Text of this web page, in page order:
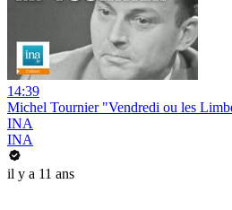
14:39
Michel Tournier "Vendredi ou les
INA
INA
il y a 11 ans